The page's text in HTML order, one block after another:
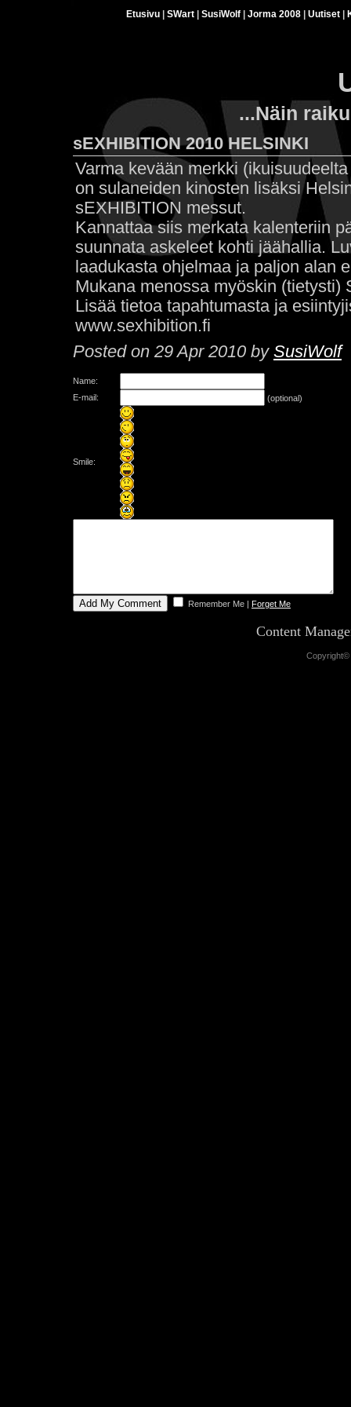
Etusivu SWart SusiWolf Jorma 2008 Uutiset
...Näin
sEXHIBITION 2010 HELSINKI
Varma kevään merkki
on sulaneiden kinosten lisäksi
sEXHIBITION messut.
Kannattaa siis merkata kalenteriin
suunnata askeleet kohti jäähallia.
laadukasta ohjelmaa ja paljon alan
Mukana menossa myöskin (tietysti)
Lisää tietoa tapahtumasta ja
www.sexhibition.fi
Posted on 29 Apr 2010 by SusiWolf
Name:
E-mail:
(optional)
Smile:
Remember Me | Forget Me
Content
Copyright©